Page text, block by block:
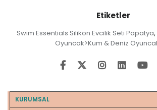
Etiketler
Swim Essentials Silikon Evcilik Seti Papatya,
Oyuncak>Kum & Deniz
KURUMSAL